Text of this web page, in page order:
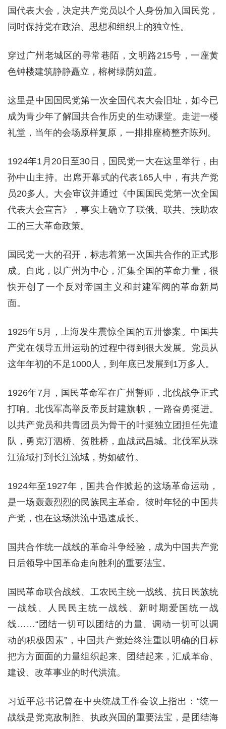
国代表大会，决定共产党员以个人身份加入国民党，
同时保持党在政治、思想和组织上的独立性。
穿过广州老城区的寻常巷陌，文明路215号，一座黄
色钟楼建筑静静矗立，榕树绿荫如盖。
这里是中国国民党第一次全国代表大会旧址，如今已
成为青少年了解国共合作历史的生动课堂。走进一楼
礼堂，当年的会场原样复原，一排排座椅整齐陈列。
1924年1月20日至30日，国民党一大在这里举行，由
孙中山主持。出席开幕式的代表165人中，有共产党
员20多人。大会审议并通过《中国国民党第一次全国
代表大会宣言》，事实上确立了联俄、联共、扶助农
工的三大革命政策。
国民党一大的召开，标志着第一次国共合作的正式形
成。自此，以广州为中心，汇集全国的革命力量，很
快开创了一个反对帝国主义和封建军阀的革命新局
面。
1925年5月，上海发生震惊全国的五卅惨案。中国共
产党在领导五卅运动的过程中得到很大发展。党员从
这年年初的不足1000人，到年底已发展到1万多人。
1926年7月，国民革命军在广州誓师，北伐战争正式
打响。北伐军高举反帝反封建旗帜，一路奋勇挺进。
以共产党员和共青团员为骨干的叶挺独立团担任先遣
队，勇克汀泗桥、贺胜桥，血战武昌城。北伐军从珠
江流域打到长江流域，势如破竹。
1924年至1927年，国共合作掀起的这场革命运动，
是一场轰轰烈烈的民族民主革命。彼时年轻的中国共
产党，也在这场洪流中迅速成长。
国共合作统一战线的革命斗争经验，成为中国共产党
日后领导中国革命走向胜利的重要法宝。
国民革命联合战线、工农民主统一战线、抗日民族统
一战线、人民民主统一战线、新时期爱国统一战
线……“团结一切可以团结的力量、调动一切可以调
动的积极因素”，中国共产党始终注重以明确的目标
把方方面面的力量组织起来、团结起来，汇成革命、
建设、改革事业的时代洪流。
习近平总书记曾在中央统战工作会议上指出：“统一
战线是党克敌制胜、执政兴国的重要法宝，是团结海